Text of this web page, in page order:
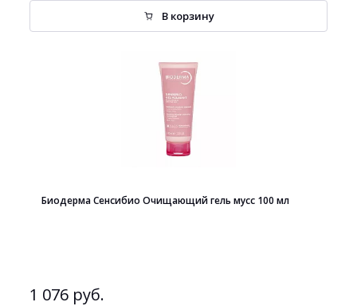
В корзину
Биодерма Сенсибио Очищающий гель мусс 100 мл
1 076 руб.